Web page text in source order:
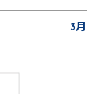
3月